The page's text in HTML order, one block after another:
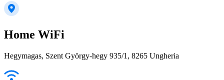
Home WiFi
Hegymagas, Szent György-hegy 935/1, 8265 Ungheria